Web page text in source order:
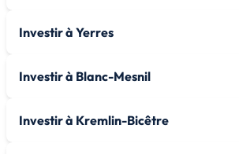
Investir à Yerres
Investir à Blanc-Mesnil
Investir à Kremlin-Bicêtre